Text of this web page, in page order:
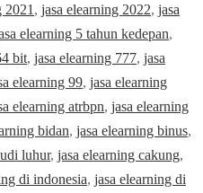
2021, jasa elearning 2022, jasa
elearning 5 tahun kedepan,
bit, jasa elearning 777, jasa
elearning 99, jasa elearning
elearning atrbpn, jasa elearning
bidan, jasa elearning binus,
luhur, jasa elearning cakung,
di indonesia, jasa elearning di